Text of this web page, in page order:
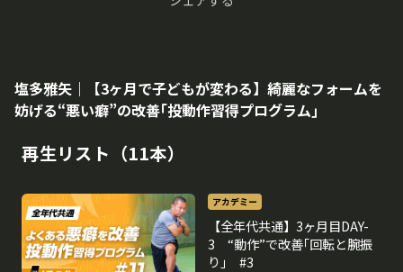
塩多雅矢｜【3ヶ月で子どもが変わる】綺麗なフォームを
妨げる“悪い癖”の改善｢投動作習得プログラム｣
再生リスト（11本）
アカデミー
【全年代共通】3ヶ月目DAY-
3 “動作”で改善｢回転と腕振
り｣ #3